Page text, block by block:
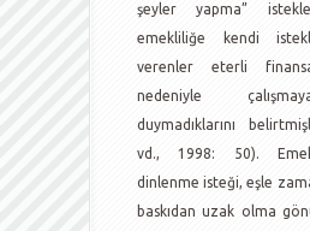
şeyler yapma”
emekliliğe kendi
verenler eterli
nedeniyle
duymadıklarını
vd., 1998: 50).
dinlenme isteği, eşle
baskıdan uzak olma